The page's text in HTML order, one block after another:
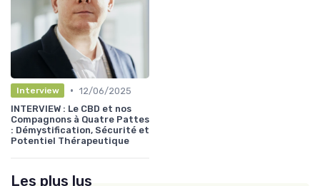
Interview • 12/06/2025
INTERVIEW : Le CBD et nos
Compagnons à Quatre Pattes
: Démystification, Sécurité et
Potentiel Thérapeutique
Les plus lus